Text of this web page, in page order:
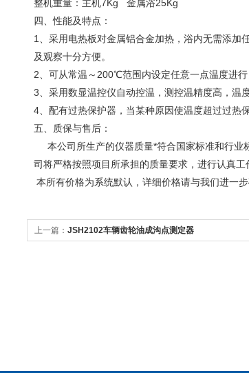
整机重量：主机7Kg 金属浴25Kg
四、性能及特点：
1
采用电热板对金属铝合金加热，浴内无需添加
及观察十分方便。
2
可从常温～200℃范围内设定任意一点温度进行
3
采用数显温控仪自动控温，测控温精度高，温
4、 配有过热保护器，当某种原因使温度超过过热
五、质保与售后：
本公司所生产的仪器质量*符合国家标准和行
司将严格按照项目所承担的质量要求，进行认真
本所有价格为系统默认，详细价格请与我们进一步
上一篇： JSH2102车辆齿轮油成沟点测定器